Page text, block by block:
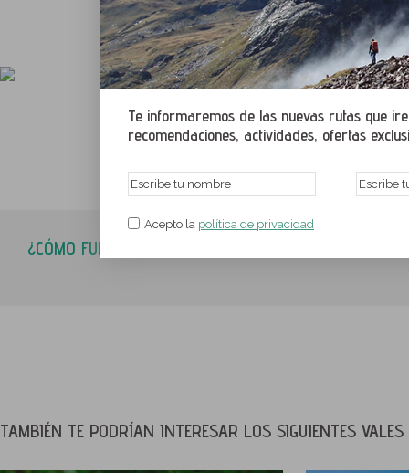
Te informaremos de las nuevas rutas que
recomendaciones, actividades, ofertas
Acepto la política de privacidad
CARACTERÍSTICAS
¿CÓMO FUNCIONA?
TAMBIÉN TE PODRÍAN INTERESAR LOS SIGUIENTES VALES